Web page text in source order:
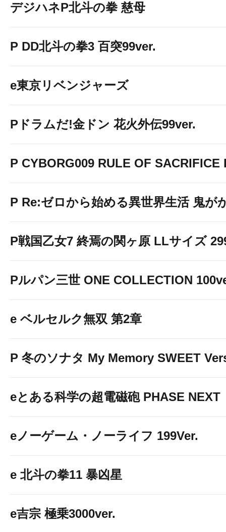
デジハネP北斗の拳 慈母
P DD北斗の拳3 百突99ver.
e東京リベンジャーズ
Pドラムだ!金ドン 花火外伝99ver.
P CYBORG009 RULE OF SACRIFICE
P Re:ゼロから始める異世界生活 鬼が
P戦国乙女7 終焉の関ヶ原 LLサイズ
Pルパン三世 ONE COLLECTION
e ベルセルク無双 第2章
P 冬のソナタ My Memory SWEET
eとある科学の超電磁砲 PHASE NEXT
eノーゲーム・ノーライフ 199Ver.
e 北斗の拳11 暴凶星
e吉宗 極乗3000ver.